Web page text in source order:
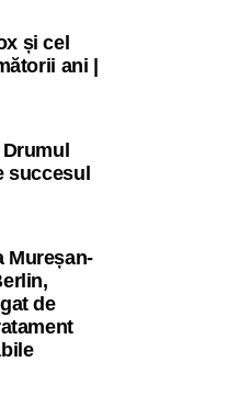
și cel
ani |
succesul
Mureșan-
de